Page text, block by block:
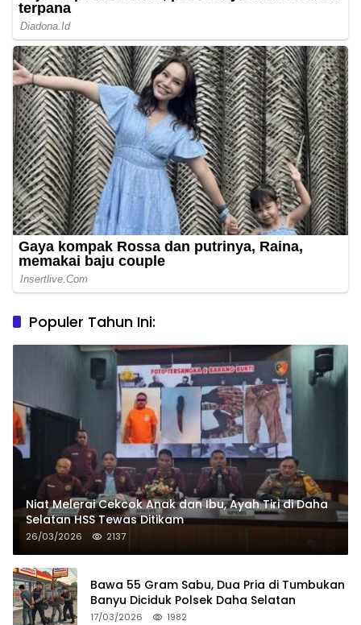
Populer Tahun Ini:
Niat Melerai Cekcok Anak dan Ibu, Ayah Tiri di Daha
Selatan HSS Tewas Ditikam
26/03/2026 2137
Bawa 55 Gram Sabu, Dua Pria di Tumbukan
Banyu Diciduk Polsek Daha Selatan
17/03/2026 1982